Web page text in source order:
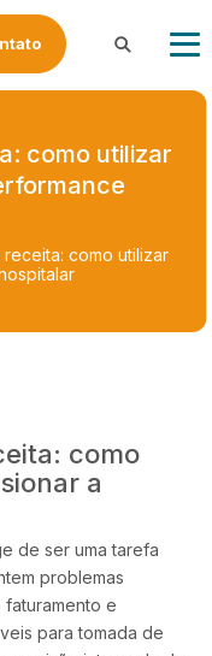
como utilizar
como utilizar
como
a
de ser uma tarefa
problemas
e
para tomada de